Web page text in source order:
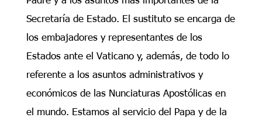
Secretaría de Estado. El sustituto se encarga de
los embajadores y representantes de los
Estados ante el Vaticano y, además, de todo lo
referente a los asuntos administrativos y
económicos de las Nunciaturas Apostólicas en
el mundo. Estamos al servicio del Papa y de la